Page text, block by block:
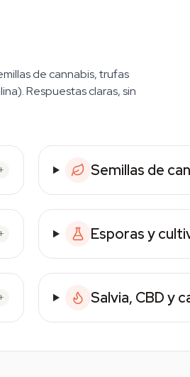
de cannabis, trufas
Respuestas claras, sin
Semillas de
Esporas y
Salvia, CBD y